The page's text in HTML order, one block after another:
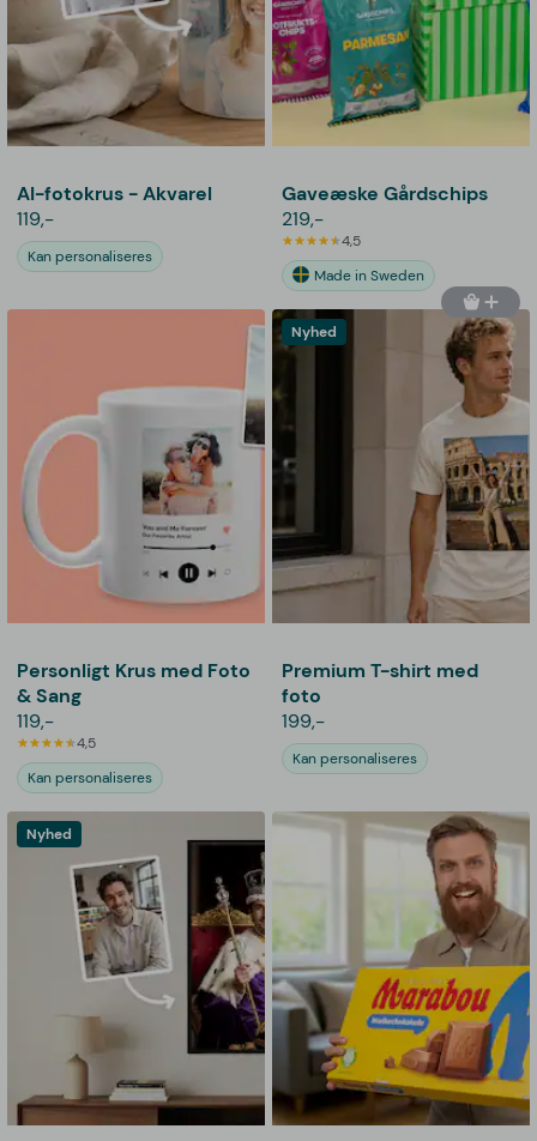
AI-fotokrus - Akvarel
119,-
Kan personaliseres
Gaveæske Gårdschips
219,-
4,5
Made in Sweden
Personligt Krus med Foto
& Sang
119,-
4,5
Kan personaliseres
Nyhed
Premium T-shirt med
foto
199,-
Kan personaliseres
Nyhed